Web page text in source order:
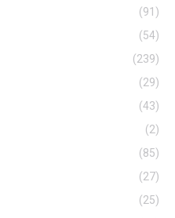
(91)
(54)
(239)
(29)
(43)
(2)
(85)
(27)
(25)